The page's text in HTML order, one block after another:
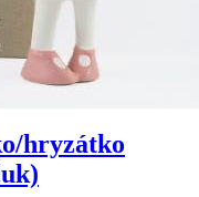
hryzátko